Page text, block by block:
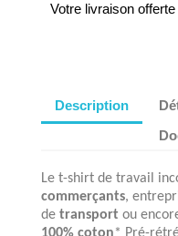
Votre livraison
Description
Le t-shirt de travail
commerçants,
de transport ou